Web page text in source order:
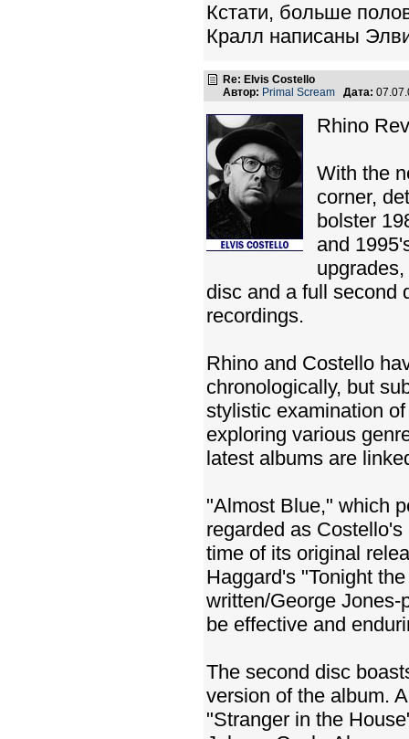
Кстати, больше
Кралл написаны
Re: Elvis Costello
Автор: Primal Scream Дата:
Rhino
With the
corner,
bolster
and
disc and a full second
recordings.
Rhino and Costello
chronologically, but
stylistic examination
exploring various
latest albums are
"Almost Blue," which
regarded as
time of its original
Haggard's "Tonight
written/George
be effective and
The second disc
version of the album.
"Stranger in the